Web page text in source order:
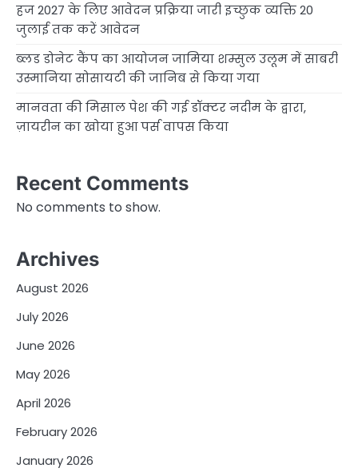
हज 2027 के लिए आवेदन प्रक्रिया जारी इच्छुक व्यक्ति 20
जुलाई तक करें आवेदन
ब्लड डोनेट कैंप का आयोजन जामिया शम्सुल उलूम में साबरी
उस्मानिया सोसायटी की जानिब से किया गया
मानवता की मिसाल पेश की गई डॉक्टर नदीम के द्वारा,
ज़ायरीन का खोया हुआ पर्स वापस किया
Recent Comments
No comments to show.
Archives
August 2026
July 2026
June 2026
May 2026
April 2026
February 2026
January 2026